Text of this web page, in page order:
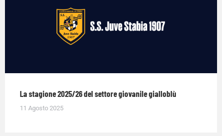
La stagione 2025/26 del settore giovanile gialloblù
11 Agosto 2025